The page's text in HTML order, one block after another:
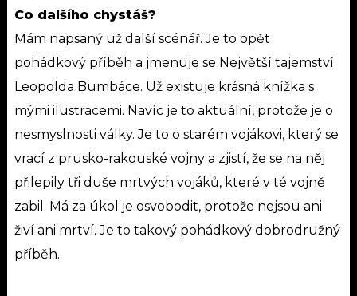
Co dalšího chystáš?
Mám napsaný už další scénář. Je to opět
pohádkový příběh a jmenuje se Největší tajemství
Leopolda Bumbáce. Už existuje krásná knížka s
mými ilustracemi. Navíc je to aktuální, protože je o
nesmyslnosti války. Je to o starém vojákovi, který se
vrací z prusko-rakouské vojny a zjistí, že se na něj
přilepily tři duše mrtvých vojáků, které v té vojně
zabil. Má za úkol je osvobodit, protože nejsou ani
živí ani mrtví. Je to takový pohádkový dobrodružný
příběh.